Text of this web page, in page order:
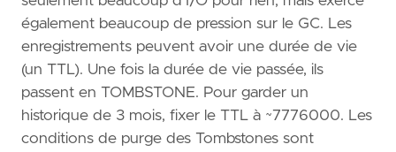
également beaucoup de pression sur le GC. Les
enregistrements peuvent avoir une durée de vie
(un TTL). Une fois la durée de vie passée, ils
passent en TOMBSTONE. Pour garder un
historique de 3 mois, fixer le TTL à ~7776000. Les
conditions de purge des Tombstones sont